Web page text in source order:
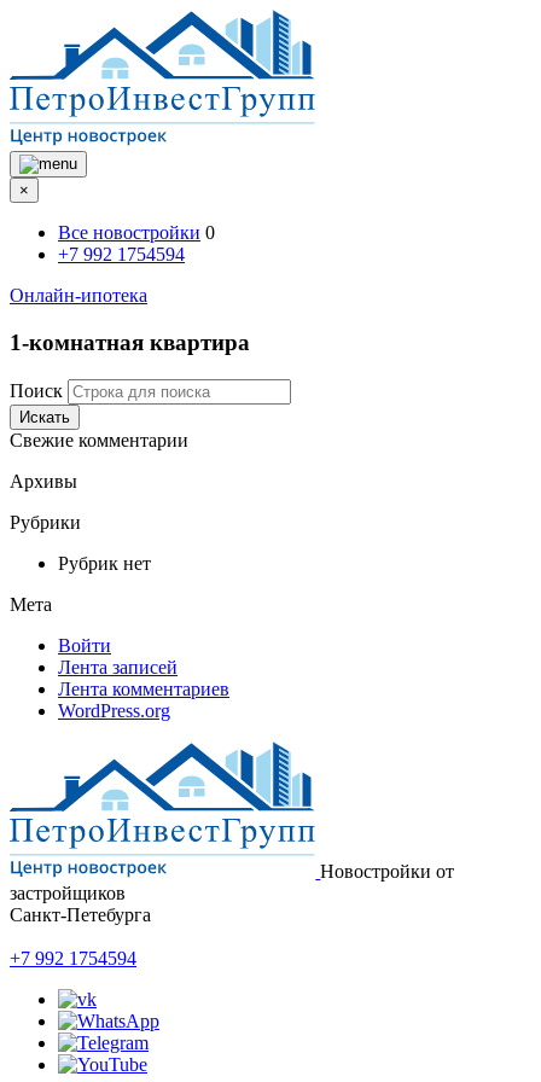
×
Все новостройки 0
+7 992 1754594
Онлайн-ипотека
1-комнатная квартира
Поиск
Искать
Свежие комментарии
Архивы
Рубрики
Рубрик нет
Мета
Войти
Лента записей
Лента комментариев
WordPress.org
Новостройки от
застройщиков
Санкт-Петебурга
+7 992 1754594